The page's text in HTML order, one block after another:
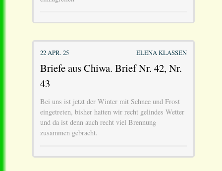
22 APR. 25 ELENA KLASSEN
Briefe aus Chiwa. Brief Nr. 42, Nr.
43
Bei uns ist jetzt der Winter mit Schnee und Frost
eingetreten, bisher hatten wir recht gelindes Wetter
und da ist denn auch recht viel Brennung
zusammen gebracht.